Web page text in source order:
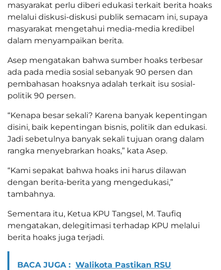
masyarakat perlu diberi edukasi terkait berita hoaks
melalui diskusi-diskusi publik semacam ini, supaya
masyarakat mengetahui media-media kredibel
dalam menyampaikan berita.
Asep mengatakan bahwa sumber hoaks terbesar
ada pada media sosial sebanyak 90 persen dan
pembahasan hoaksnya adalah terkait isu sosial-
politik 90 persen.
“Kenapa besar sekali? Karena banyak kepentingan
disini, baik kepentingan bisnis, politik dan edukasi.
Jadi sebetulnya banyak sekali tujuan orang dalam
rangka menyebrarkan hoaks,” kata Asep.
“Kami sepakat bahwa hoaks ini harus dilawan
dengan berita-berita yang mengedukasi,”
tambahnya.
Sementara itu, Ketua KPU Tangsel, M. Taufiq
mengatakan, delegitimasi terhadap KPU melalui
berita hoaks juga terjadi.
BACA JUGA : Walikota Pastikan RSU